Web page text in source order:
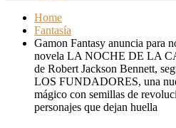
Home
Fantasía
Gamon Fantasy anuncia para
novela LA NOCHE DE LA
de Robert Jackson Bennett,
LOS FUNDADORES, una
mágico con semillas de
personajes que dejan huella